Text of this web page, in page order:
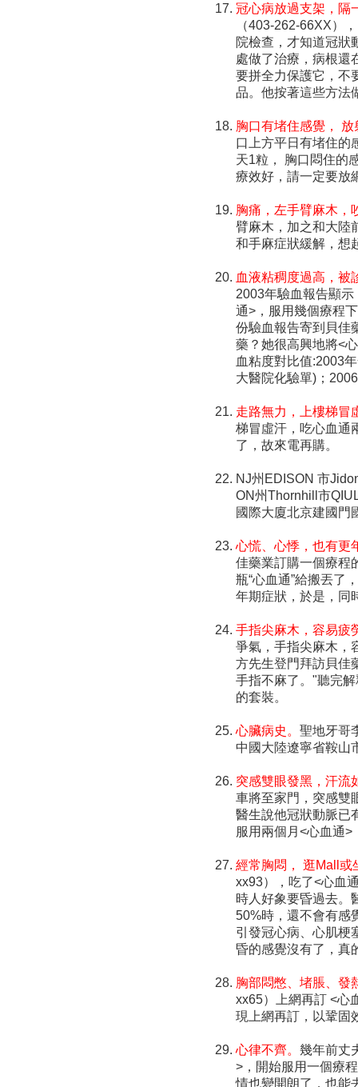
冠心病放過支架，隔
（403-262-66XX）
院檢查，才知道冠狀
處做了治療，病根還
要拼全力保護它，不
品。他按著這些方法
胸口有堵住感覺，
口上方平日有堵住的
天1粒， 胸口悶住的
療效好，請一定要放
胸痛，左手臂麻木，
臂麻木，加之和大陸
和手麻症狀緩解，想
血液粘稠度過高，被
2003年驗血報告顯
通>，服用幾個療程
份驗血報告寄到貝佳
藥？她很高興地將<
血粘度對比值:2003
大醫院化驗單)；
走路無力，上樓梯冒
梯冒虛汗，吃心血通
了，故來電再購。
NJ州EDISON 市
ON州Thornhill市
國際大廈北京建國門
心慌、心悸，也有更
佳藥業訂購一個療程
瓶“心血通”給搬丟了
年期症狀，於是，同
手指尖麻木，容易疲
爭氣，手指尖麻木，
方先生登門拜訪貝佳
手指不麻了。"聽完
的套裝。
心臟病史。 聖地牙哥
中國大陸遼寧省鞍山
突感雙眼發黑，汗流
車將至家門，突感雙
醫生說他冠狀動脈已
服用兩個月<心血通
經常胸悶， 逛Mall或
xx93），吃了<心血
時人好象要昏過去。
50%時，還不會有感
引發冠心病、心肌梗
昏的感覺沒有了，真
胸部悶憋、堵脹、發
xx65）上網再訂 <心
現上網再訂，以鞏固
心律不齊。 幾年前丈
>，開始服用一個療
情也變開朗了，也能